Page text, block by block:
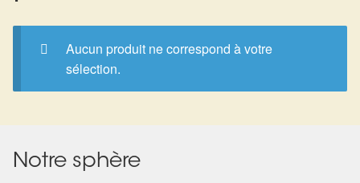
Nouveautés
Bijoux
Bracelets
Panier
Search
Aucun produit ne correspond à votre
sélection.
Notre sphère